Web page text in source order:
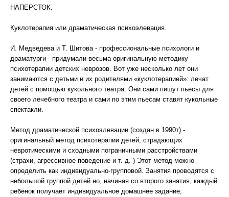
НАПЕРСТОК.
Куклотерапия или драматическая психоэлевация.
И. Медведева и Т. Шитова - профессиональные психологи и
драматурги - придумали весьма оригинальную методику
психотерапии детских неврозов. Вот уже несколько лет они
занимаются с детьми и их родителями «куклотерапией»: лечат
детей с помощью кукольного театра. Они сами пишут пьесы для
своего лечебного театра и сами по этим пьесам ставят кукольные
спектакли.
Метод драматической психоэлевации (создан в 1990т) -
оригинальный метод психотерапии детей, страдающих
невротическими и сходными пограничными расстройствами
(страхи, агрессивное поведение и т. д. ) Этот метод можно
определить как индивидуально-групповой. Занятия проводятся с
небольшой группой детей но, начиная со второго занятия, каждый
ребёнок получает индивидуальное домашнее задание;